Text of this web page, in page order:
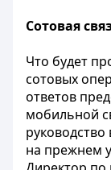
Сотовая
Что будет
сотовых
ответов
мобильной
на прежнем